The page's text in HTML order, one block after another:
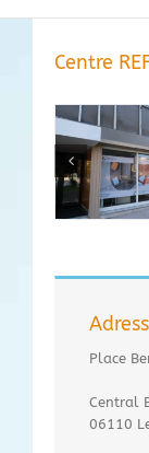
Centre
Place
Central
06110